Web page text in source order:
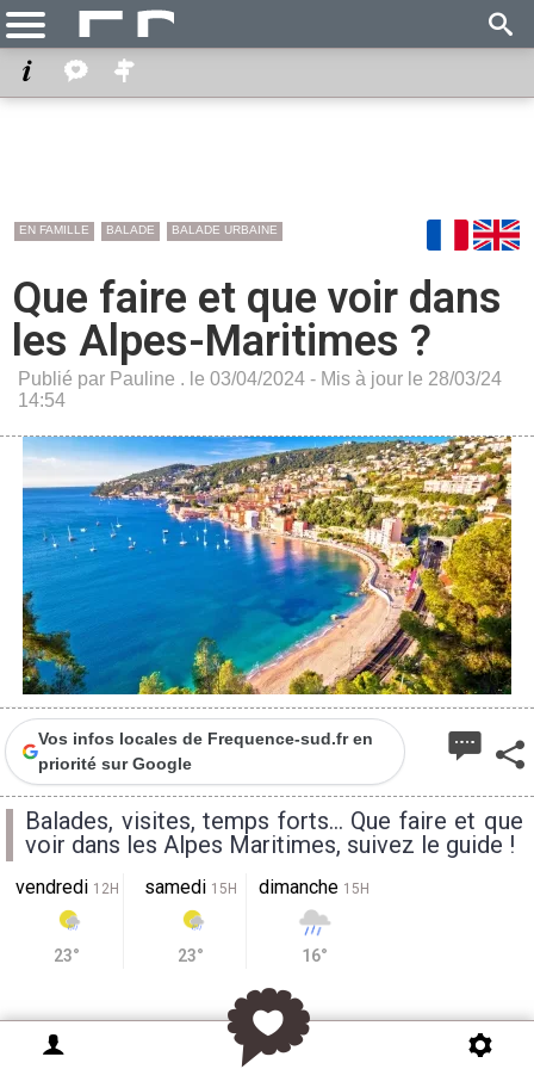
EN FAMILLE BALADE BALADE URBAINE
Que faire et que voir dans
les Alpes-Maritimes ?
Publié par Pauline . le 03/04/2024 - Mis à jour le 28/03/24
14:54
Vos infos locales de Frequence-sud.fr en
priorité sur Google
Balades, visites, temps forts... Que faire et que
voir dans les Alpes Maritimes, suivez le guide !
vendredi 12H
23°
samedi 15H
23°
dimanche 15H
16°
Que vous soyez un amateur de randonnée, un